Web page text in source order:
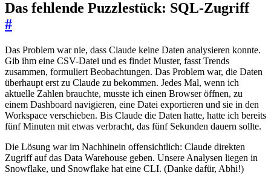
Das fehlende Puzzlestück: SQL-Zugriff
#
Das Problem war nie, dass Claude keine Daten analysieren konnte.
Gib ihm eine CSV-Datei und es findet Muster, fasst Trends
zusammen, formuliert Beobachtungen. Das Problem war, die Daten
überhaupt erst zu Claude zu bekommen. Jedes Mal, wenn ich
aktuelle Zahlen brauchte, musste ich einen Browser öffnen, zu
einem Dashboard navigieren, eine Datei exportieren und sie in den
Workspace verschieben. Bis Claude die Daten hatte, hatte ich bereits
fünf Minuten mit etwas verbracht, das fünf Sekunden dauern sollte.
Die Lösung war im Nachhinein offensichtlich: Claude direkten
Zugriff auf das Data Warehouse geben. Unsere Analysen liegen in
Snowflake, und Snowflake hat eine CLI. (Danke dafür, Abhi!)